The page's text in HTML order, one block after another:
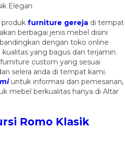
Elegan
produk furniture gereja di tempat
berbagai jenis mebel disini
dengan toko online
yang bagus dan terjamin.
custom yang sesuai
selera anda di tempat kami.
untuk informasi dan pemesanan,
mebel berkualitas hanya di Altar
Romo Klasik